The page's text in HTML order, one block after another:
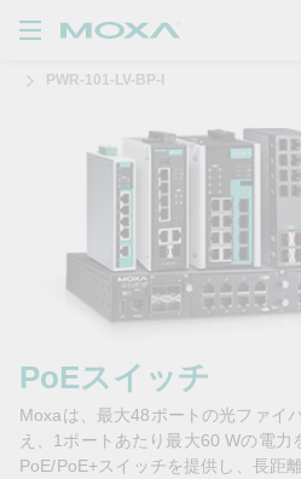
品
入方法
について
問い合わせ
ートナー・ゾーン
Moxa
PWR-101-LV-BP-I
PoEスイッチ
Moxaは、最大48ポートの光ファイ
え、1ポートあたり最大60 Wの電力
PoE/PoE+スイッチを提供し、長距
バッグを見る